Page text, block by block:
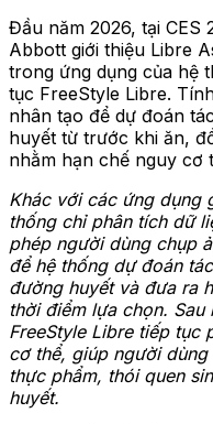
Đầu năm 2026, tại CES
Abbott giới thiệu Libre
trong ứng dụng của hệ
tục FreeStyle Libre.
nhân tạo để dự đoán
huyết từ trước khi ăn,
nhằm hạn chế nguy cơ
Khác với các ứng dụng
thống chỉ phân tích dữ
phép người dùng chụp
để hệ thống dự đoán
đường huyết và đưa ra
thời điểm lựa chọn.
FreeStyle Libre tiếp tục
cơ thể, giúp người
thực phẩm, thói quen
huyết.